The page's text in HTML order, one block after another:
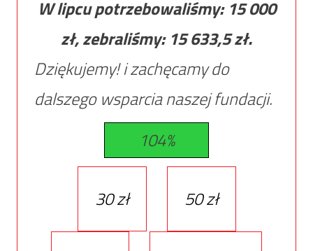
W lipcu potrzebowaliśmy: 15 000
zł, zebraliśmy: 15 633,5zł.
Dziękujemy! i zachęcamy do
dalszego wsparcia naszej fundacji.
104%
30 zł 50 zł